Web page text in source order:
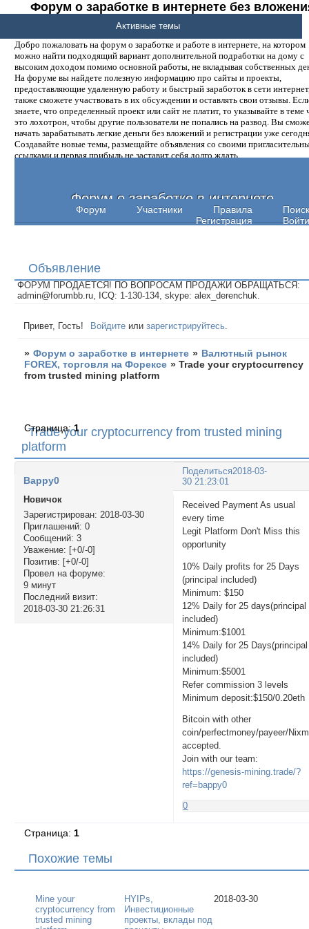
Форум о заработке в интернете без
денег.
Добро пожаловать на форум о заработке и работе в интернете, на котором
можно найти подходящий вариант дополнительной подработки на дому с
высоким доходом помимо основной работы, не вкладывая собственных
На форуме вы найдете полезную информацию про сайты и проекты,
предоставляющие удаленную работу и быстрый заработок в сети
также сможете участвовать в их обсуждении и оставлять свои отзывы.
знаете, что определенный проект или сайт не платит, то указывайте в теме
это лохотрон, чтобы другие пользователи не попались на развод. Вы
начать зарабатывать легкие деньги без вложений и регистрации уже
Создавайте новые темы, размещайте объявления со своими
ссылками и первая прибыль не заставит себя долго ждать.
Форум о заработке в интернете
Форум Участники Правила
Поиск
Регистрация
Войти
Активные темы
Объявление
ФОРУМ ПРОДАЕТСЯ! ПО ВОПРОСАМ ПРОДАЖИ ОБРАЩАТЬСЯ:
admin@forumbb.ru, ICQ: 1-130-134, skype: alex_derenchuk.
Привет, Гость! Войдите илизарегистрируйтесь
» Форум о заработке в интернете » Валютный рынок
FOREX, торговля на Форексе »Trade your cryptocurrency
from trusted mining platform
Trade your cryptocurrency from trusted mining
platform
Страница:1
Поделиться2018-03-
30 21:23:01
Bappy0
Новичок
Зарегистрирован: 2018-03-30
Приглашений: 0
Сообщений: 3
Уважение: [+0/-0]
Позитив: [+0/-0]
Провел на форуме:
9 минут
Последний визит:
2018-03-30 21:26:31
Received Payment As usual
every time
Legit Platform Don't Miss this
opportunity
10% Daily profits for 25 Days
(principal included)
Minimum: $150
12% Daily for 25 days(principal
included)
Minimum:$1001
14% Daily for 25 Days(principal
included)
Minimum:$5001
Refer commission 3 levels
Minimum deposit:$150/0.20eth
Bitcoin with other
coin/perfectmoney/payeer/
accepted.
Join with our team:
https://genesis-mining.trade/?
ref=bappy0
0
Страница: 1
Похожие темы
Mine your
cryptocurrency from
trusted mining
HYIPs,
Инвестиционные
проекты, вклады под
2018-03-30